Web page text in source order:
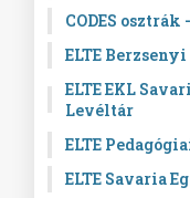
CODES
ELTE
ELTE EKL
Levéltár
ELTE
ELTE Savaria